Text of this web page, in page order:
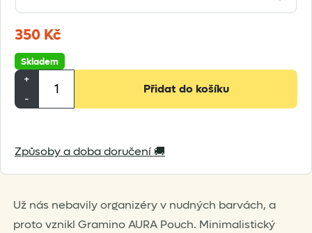
Už nás nebavily organizéry v nudných barvách, a
proto vznikl Gramino AURA Pouch. Minimalistický
350 Kč
Skladem
+
-
AURA
Přidat do košíku
Způsoby a doba doručení 🚚